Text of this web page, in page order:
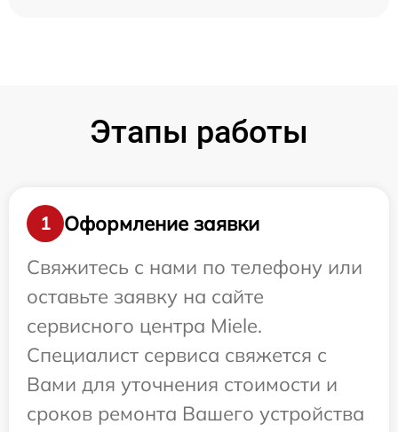
Этапы работы
1
Оформление заявки
Свяжитесь с нами по телефону или
оставьте заявку на сайте
сервисного центра Miele.
Специалист сервиса свяжется с
Вами для уточнения стоимости и
сроков ремонта Вашего устройства